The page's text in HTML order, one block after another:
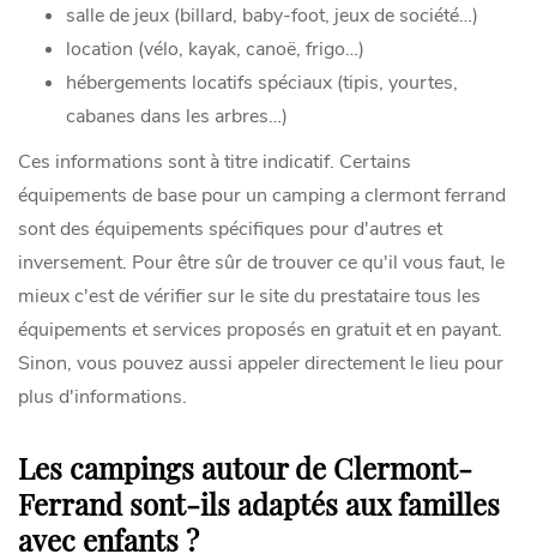
salle de jeux (billard, baby-foot, jeux de société…)
location (vélo, kayak, canoë, frigo…)
hébergements locatifs spéciaux (tipis, yourtes,
cabanes dans les arbres…)
Ces informations sont à titre indicatif. Certains
équipements de base pour un camping a clermont ferrand
sont des équipements spécifiques pour d'autres et
inversement. Pour être sûr de trouver ce qu'il vous faut, le
mieux c'est de vérifier sur le site du prestataire tous les
équipements et services proposés en gratuit et en payant.
Sinon, vous pouvez aussi appeler directement le lieu pour
plus d'informations.
Les campings autour de Clermont-
Ferrand sont-ils adaptés aux familles
avec enfants ?